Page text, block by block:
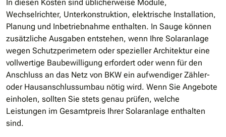
In diesen Kosten sind üblicherweise Module,
Wechselrichter, Unterkonstruktion, elektrische Installation,
Planung und Inbetriebnahme enthalten. In Sauge können
zusätzliche Ausgaben entstehen, wenn Ihre Solaranlage
wegen Schutzperimetern oder spezieller Architektur eine
vollwertige Baubewilligung erfordert oder wenn für den
Anschluss an das Netz von BKW ein aufwendiger Zähler-
oder Hausanschlussumbau nötig wird. Wenn Sie Angebote
einholen, sollten Sie stets genau prüfen, welche
Leistungen im Gesamtpreis Ihrer Solaranlage enthalten
sind.